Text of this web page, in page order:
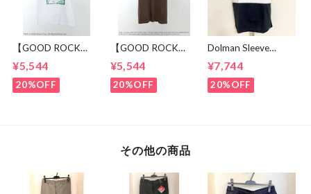
【GOOD ROCK
SPEED】 GREEN
DAY “Kerplunk!”
Front & Back
Graphic T-Shirt
¥5,544
20%OFF
【GOOD ROCK
SPEED】 Jeep®
Classic Logo Graphic
Ringer T-Shirt
Brown
¥5,544
20%OFF
Dolman Sleeve
Switch Cut &
Sewn Black /
White
¥7,744
20%OFF
その他の商品